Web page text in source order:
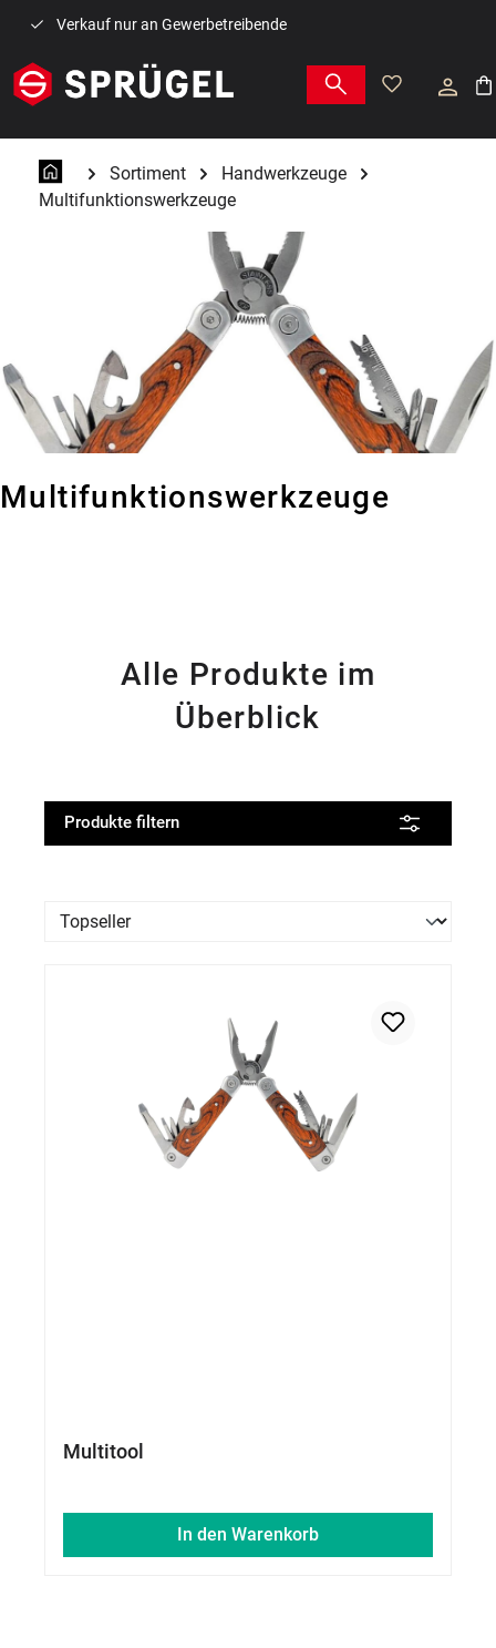
Zum Hauptinhalt springen
Verkauf nur an Gewerbetreibende
Sortiment
Handwerkzeuge
Multifunktionswerkzeuge
Multifunktionswerkzeuge
Alle Produkte im
Überblick
Produkte filtern
Multitool
In den Warenkorb